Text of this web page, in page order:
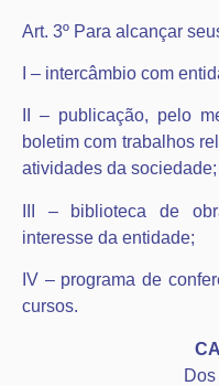
Art. 3º Para alcançar
I – intercâmbio com
II – publicação, pelo
boletim com trabalhos
atividades da sociedade;
III – biblioteca de
interesse da entidade;
IV – programa de
cursos.